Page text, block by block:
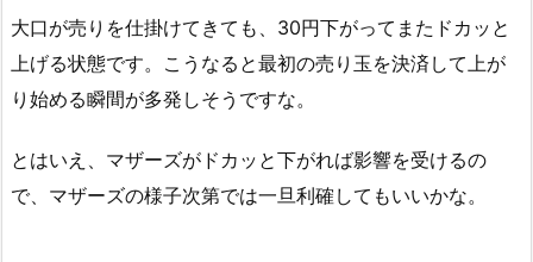
大口が売りを仕掛けてきても、30円下がってまたドカッと
上げる状態です。こうなると最初の売り玉を決済して上が
り始める瞬間が多発しそうですな。
とはいえ、マザーズがドカッと下がれば影響を受けるの
で、マザーズの様子次第では一旦利確してもいいかな。